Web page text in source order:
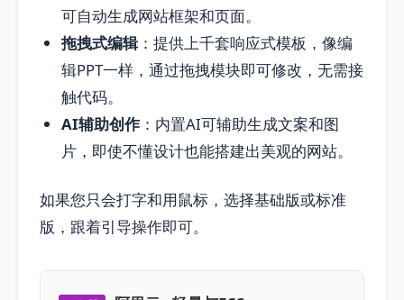
可自动生成网站框架和页面。
拖拽式编辑：提供上千套响应式模板，像编
辑PPT一样，通过拖拽模块即可修改，无需接
触代码。
AI辅助创作：内置AI可辅助生成文案和图
片，即使不懂设计也能搭建出美观的网站。
如果您只会打字和用鼠标，选择基础版或标准
版，跟着引导操作即可。